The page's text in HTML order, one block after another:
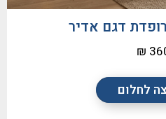
לחלום
דגם אדיר